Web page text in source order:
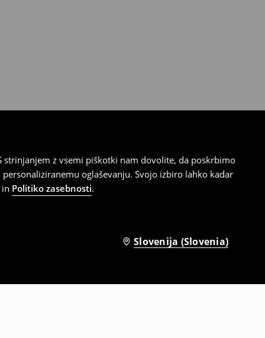
z vsemi piškotki nam dovolite, da poskrbimo
oglaševanju. Svojo izbiro lahko kadar
in Politiko zasebnosti.
Slovenija (Slovenia)